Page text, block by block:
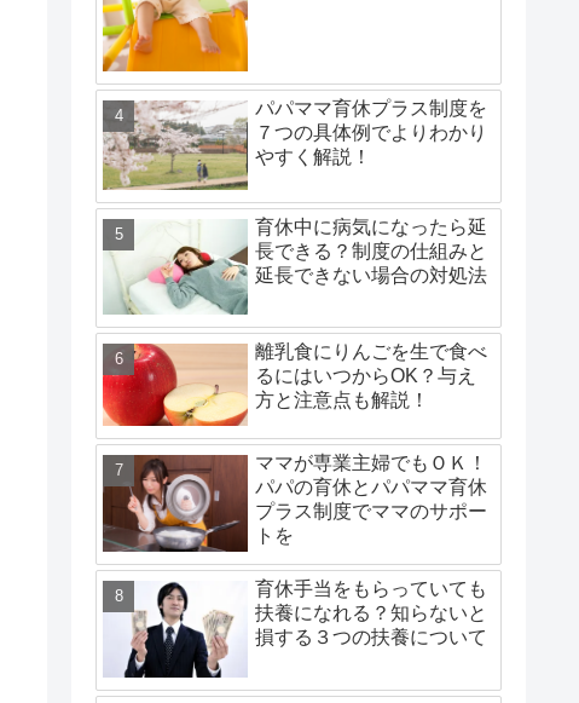
パパママ育休プラス制度を
７つの具体例でよりわかり
やすく解説！
育休中に病気になったら延
長できる？制度の仕組みと
延長できない場合の対処法
離乳食にりんごを生で食べ
るにはいつからOK？与え
方と注意点も解説！
ママが専業主婦でもＯＫ！
パパの育休とパパママ育休
プラス制度でママのサポー
トを
育休手当をもらっていても
扶養になれる？知らないと
損する３つの扶養について